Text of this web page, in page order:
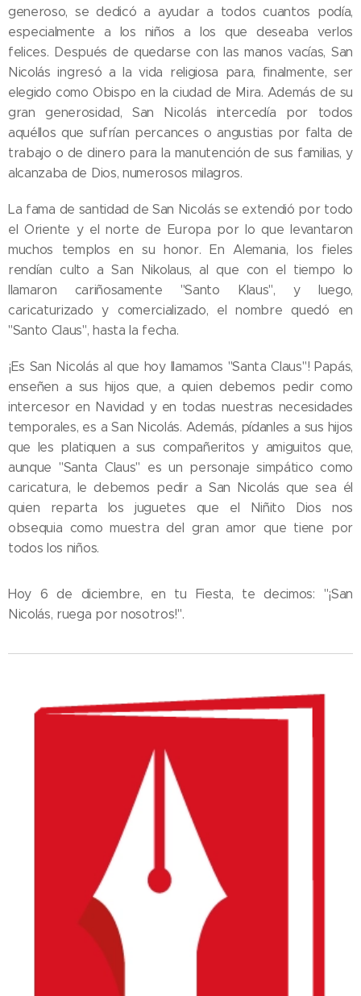
generoso, se dedicó a ayudar a todos cuantos podía,
especialmente a los niños a los que deseaba verlos
felices. Después de quedarse con las manos vacías, San
Nicolás ingresó a la vida religiosa para, finalmente, ser
elegido como Obispo en la ciudad de Mira. Además de su
gran generosidad, San Nicolás intercedía por todos
aquéllos que sufrían percances o angustias por falta de
trabajo o de dinero para la manutención de sus familias, y
alcanzaba de Dios, numerosos milagros.
La fama de santidad de San Nicolás se extendió por todo
el Oriente y el norte de Europa por lo que levantaron
muchos templos en su honor. En Alemania, los fieles
rendían culto a San Nikolaus, al que con el tiempo lo
llamaron cariñosamente "Santo Klaus", y luego,
caricaturizado y comercializado, el nombre quedó en
"Santo Claus", hasta la fecha.
¡Es San Nicolás al que hoy llamamos "Santa Claus"! Papás,
enseñen a sus hijos que, a quien debemos pedir como
intercesor en Navidad y en todas nuestras necesidades
temporales, es a San Nicolás. Además, pídanles a sus hijos
que les platiquen a sus compañeritos y amiguitos que,
aunque "Santa Claus" es un personaje simpático como
caricatura, le debemos pedir a San Nicolás que sea él
quien reparta los juguetes que el Niñito Dios nos
obsequia como muestra del gran amor que tiene por
todos los niños.
Hoy 6 de diciembre, en tu Fiesta, te decimos: "¡San
Nicolás, ruega por nosotros!".